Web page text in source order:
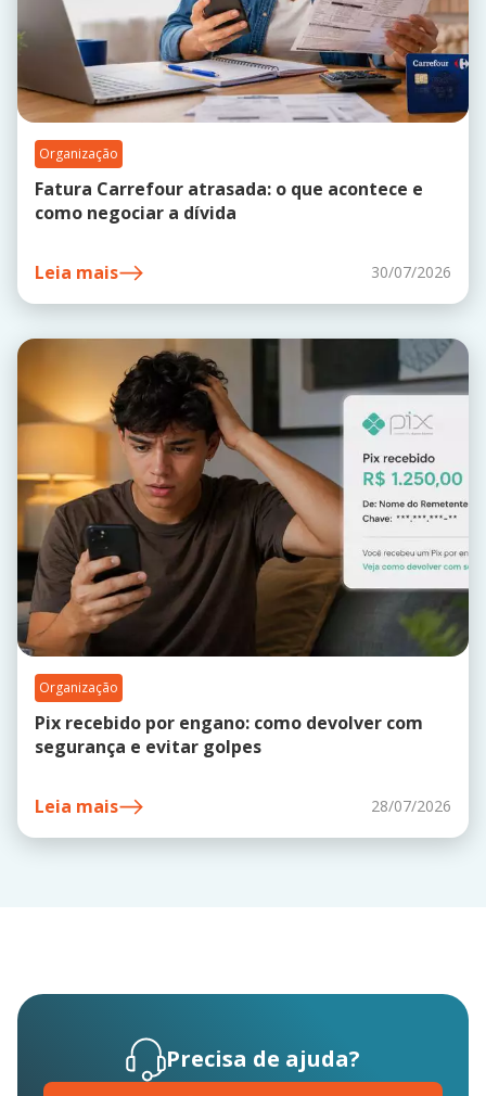
Organização
Fatura Carrefour atrasada: o que acontece e
como negociar a dívida
Leia mais 30/07/2026
Organização
Pix recebido por engano: como devolver com
segurança e evitar golpes
Leia mais 28/07/2026
Precisa de ajuda?